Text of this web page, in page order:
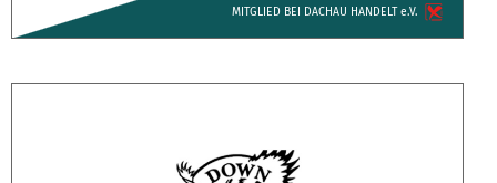
MITGLIED BEI DACHAU HANDELT e.V.